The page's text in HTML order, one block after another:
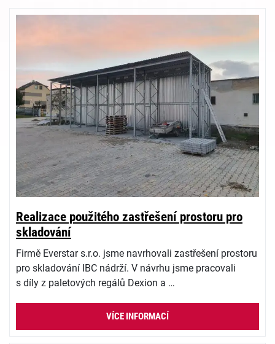
Realizace použitého zastřešení prostoru pro
skladování
Firmě Everstar s.r.o. jsme navrhovali zastřešení prostoru
pro skladování IBC nádrží. V návrhu jsme pracovali
s díly z paletových regálů Dexion a …
VÍCE INFORMACÍ